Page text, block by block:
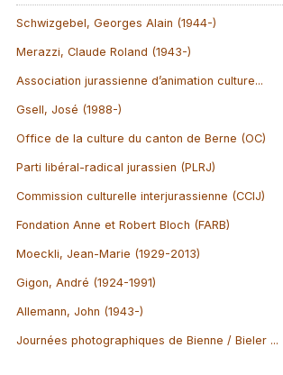
Schwizgebel, Georges Alain (1944-)
Merazzi, Claude Roland (1943-)
Association jurassienne d’animation culture...
Gsell, José (1988-)
Office de la culture du canton de Berne (OC)
Parti libéral-radical jurassien (PLRJ)
Commission culturelle interjurassienne (CCIJ)
Fondation Anne et Robert Bloch (FARB)
Moeckli, Jean-Marie (1929-2013)
Gigon, André (1924-1991)
Allemann, John (1943-)
Journées photographiques de Bienne / Bieler ...